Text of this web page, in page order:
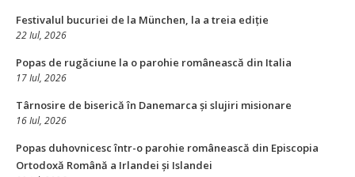
Festivalul bucuriei de la München, la a treia ediție
22 Iul, 2026
Popas de rugăciune la o parohie românească din Italia
17 Iul, 2026
Târnosire de biserică în Danemarca și slujiri misionare
16 Iul, 2026
Popas duhovnicesc într-o parohie românească din Episcopia
Ortodoxă Română a Irlandei și Islandei